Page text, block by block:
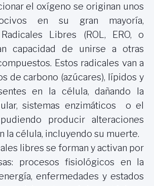
el oxígeno se originan unos
en su gran mayoría,
Libres (ROL, ERO, o
capacidad de unirse a otras
Estos radicales van a
de carbono (azúcares), lípidos y
en la célula, dañando la
sistemas enzimáticos o el
producir alteraciones
la célula, incluyendo su muerte.
libres se forman y activan por
procesos fisiológicos en la
enfermedades y estados